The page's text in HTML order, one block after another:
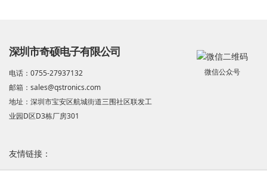
深圳市奇硕电子有限公司
电话：0755-27937132
邮箱：sales@qstronics.com
地址：深圳市宝安区航城街道三围社区联发工
业园D区D3栋厂房301
微信公众号
友情链接：